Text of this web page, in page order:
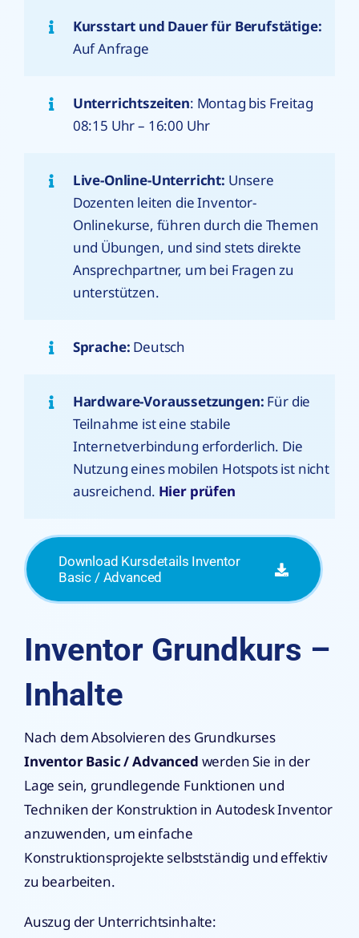
Kursstart und Dauer für Berufstätige:
Auf Anfrage
Unterrichtszeiten: Montag bis Freitag
08:15 Uhr – 16:00 Uhr
Live-Online-Unterricht: Unsere
Dozenten leiten die Inventor-
Onlinekurse, führen durch die Themen
und Übungen, und sind stets direkte
Ansprechpartner, um bei Fragen zu
unterstützen.
Sprache: Deutsch
Hardware-Voraussetzungen: Für die
Teilnahme ist eine stabile
Internetverbindung erforderlich. Die
Nutzung eines mobilen Hotspots ist nicht
ausreichend. Hier prüfen
Download Kursdetails Inventor
Basic / Advanced
Inventor Grundkurs –
Inhalte
Nach dem Absolvieren des Grundkurses
Inventor Basic / Advanced werden Sie in der
Lage sein, grundlegende Funktionen und
Techniken der Konstruktion in Autodesk Inventor
anzuwenden, um einfache
Konstruktionsprojekte selbstständig und effektiv
zu bearbeiten.
Auszug der Unterrichtsinhalte: